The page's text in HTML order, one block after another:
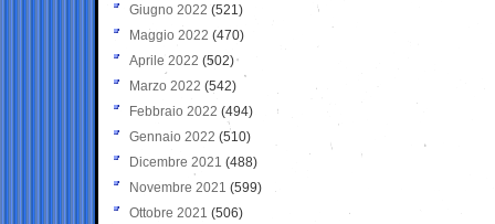
Giugno 2022 (521)
Maggio 2022 (470)
Aprile 2022 (502)
Marzo 2022 (542)
Febbraio 2022 (494)
Gennaio 2022 (510)
Dicembre 2021 (488)
Novembre 2021 (599)
Ottobre 2021 (506)